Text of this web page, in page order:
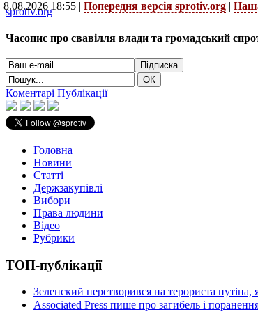
8.08.2026 18:55 | Попередня версія sprotiv.org |
sprotiv.org
Часопис про свавілля влади та громадський
Коментарі Публікації
Головна
Новини
Статті
Держзакупівлі
Вибори
Права людини
Відео
Рубрики
ТОП-публікації
Зеленский перетворився на терориста
Associated Press пише про загибель і